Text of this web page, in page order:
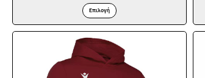
Επιλογή